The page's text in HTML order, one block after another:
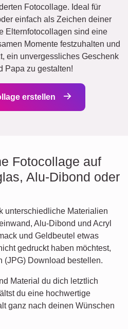
Fotocollage. Ideal für
einfach als Zeichen deiner
Elternfotocollagen sind eine
Momente festzuhalten und
ein unvergessliches Geschenk
Papa zu gestalten!
erstellen
Fotocollage auf
Alu-Dibond oder
unterschiedliche Materialien
Alu-Dibond und Acryl
und Geldbeutel etwas
gedruckt haben möchtest,
(JPG) Download bestellen.
Material du dich letztlich
du eine hochwertige
ganz nach deinen Wünschen